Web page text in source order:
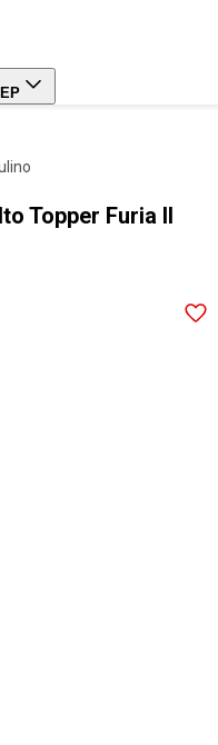
Topper Furia II